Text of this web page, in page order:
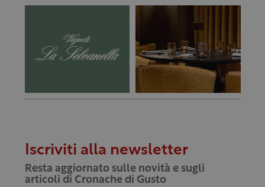
Iscriviti alla newsletter
Resta aggiornato sulle novità e sugli
articoli di Cronache di Gusto